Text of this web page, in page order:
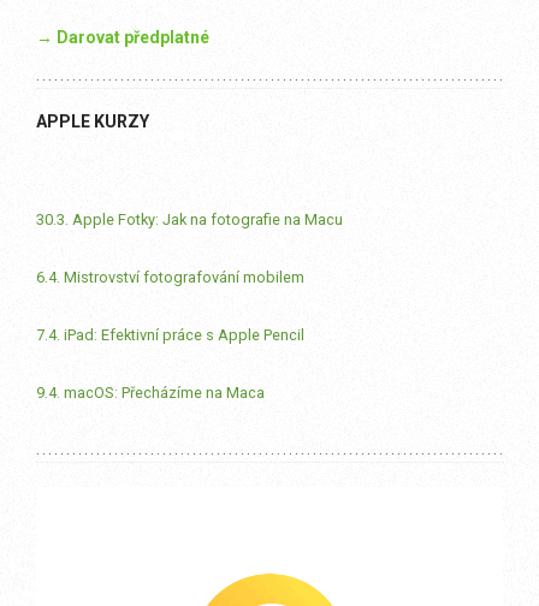
→ Darovat předplatné
APPLE KURZY
30.3. Apple Fotky: Jak na fotografie na Macu
6.4. Mistrovství fotografování mobilem
7.4. iPad: Efektivní práce s Apple Pencil
9.4. macOS: Přecházíme na Maca